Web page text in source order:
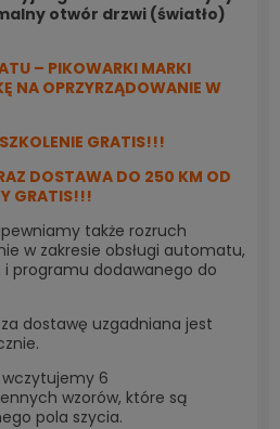
otwór drzwi (światło)
– PIKOWARKI MARKI
NA OPRZYRZĄDOWANIE W
GRATIS!!!
DOSTAWA DO 250 KM OD
GRATIS!!!
także rozruch
w zakresie obsługi automatu,
programu dodawanego do
dostawę uzgadniana jest
6
wzorów, które są
pola szycia.